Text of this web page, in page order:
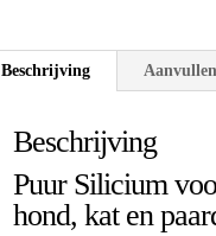
Beschrijving
Beschrijving
Puur Silicium
hond, kat en